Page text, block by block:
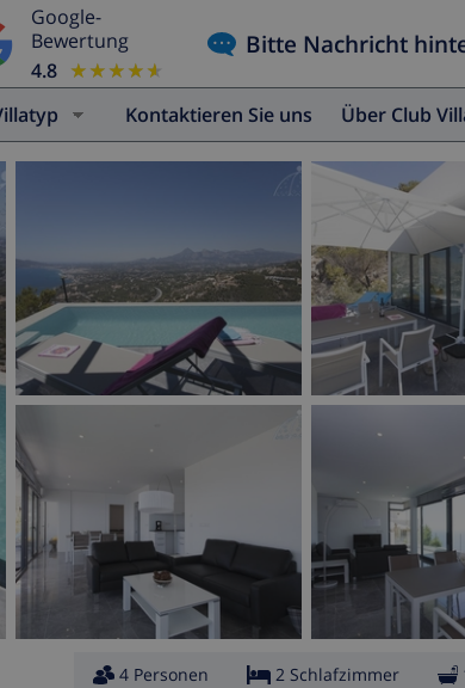
Google-
Bewertung
4.8 ★★★★★
★★★★★
Bitte Nachricht
Villatyp Kontaktieren Sie uns Über Club
4 Personen 2 Schlafzimmer